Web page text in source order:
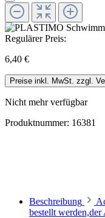
Regulärer Preis:
6,40 €
Preise inkl. MwSt. zzgl.
Nicht mehr verfügbar
Produktnummer: 16381
Beschreibung
bestellt